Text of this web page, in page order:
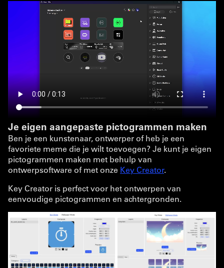
Je eigen aangepaste pictogrammen maken
Ben je een kunstenaar, ontwerper of heb je een
favoriete meme die je wilt toevoegen? Je kunt je eigen
pictogrammen maken met behulp van
ontwerpsoftware of met onze Key Creator.
Key Creator is perfect voor het ontwerpen van
eenvoudige pictogrammen en achtergronden.